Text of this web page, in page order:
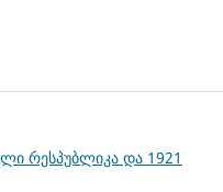
რესპუბლიკა და 1921